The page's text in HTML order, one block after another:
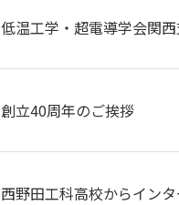
低温工学・超電導学会関
創立40周年のご挨拶
西野田工科高校からイン